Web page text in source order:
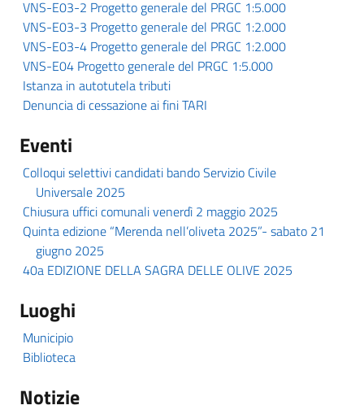
VNS-E03-2 Progetto generale del PRGC 1:5.000
VNS-E03-3 Progetto generale del PRGC 1:2.000
VNS-E03-4 Progetto generale del PRGC 1:2.000
VNS-E04 Progetto generale del PRGC 1:5.000
Istanza in autotutela tributi
Denuncia di cessazione ai fini TARI
Eventi
Colloqui selettivi candidati bando Servizio Civile
Universale 2025
Chiusura uffici comunali venerdì 2 maggio 2025
Quinta edizione “Merenda nell’oliveta 2025”- sabato 21
giugno 2025
40a EDIZIONE DELLA SAGRA DELLE OLIVE 2025
Luoghi
Municipio
Biblioteca
Notizie